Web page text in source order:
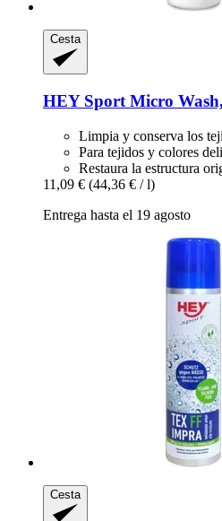
Cesta
HEY Sport Micro
Limpia y conserva los
Para tejidos y colores
Restaura la estructura
11,09 € (44,36 € / l)
Entrega hasta el 19 agosto
Cesta